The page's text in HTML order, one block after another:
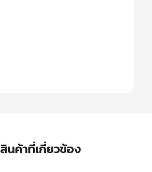
สินค้าที่เกี่ยวข้อง